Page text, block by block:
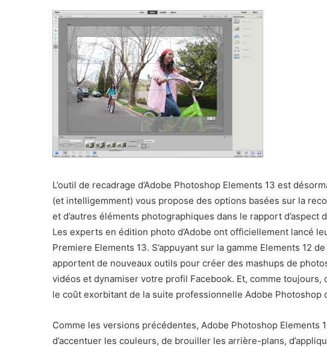
L’outil de recadrage d’Adobe Photoshop Elements 13 est
(et intelligemment) vous propose des options basées sur la
et d’autres éléments photographiques dans le rapport d’aspect
Les experts en édition photo d’Adobe ont officiellement lancé
Premiere Elements 13. S’appuyant sur la gamme Elements 12
apportent de nouveaux outils pour créer des mashups de
vidéos et dynamiser votre profil Facebook. Et, comme
le coût exorbitant de la suite professionnelle Adobe Photoshop
Comme les versions précédentes, Adobe Photoshop Elements
d’accentuer les couleurs, de brouiller les arrière-plans,